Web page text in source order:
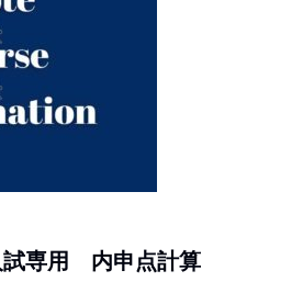
試専用 内申点計算